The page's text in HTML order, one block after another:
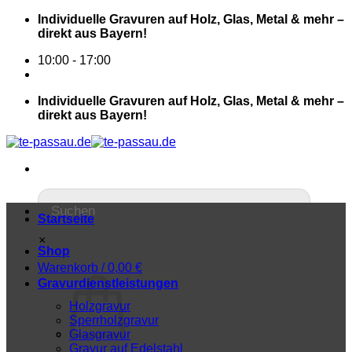
Individuelle Gravuren auf Holz, Glas, Metal & mehr –
direkt aus Bayern!
10:00 - 17:00
Individuelle Gravuren auf Holz, Glas, Metal & mehr –
direkt aus Bayern!
×
Warenkorb /0,00 €
Startseite
Shop
Gravurdienstleistungen
Holzgravur
Sperrholzgravur
Glasgravur
Gravur auf Edelstahl